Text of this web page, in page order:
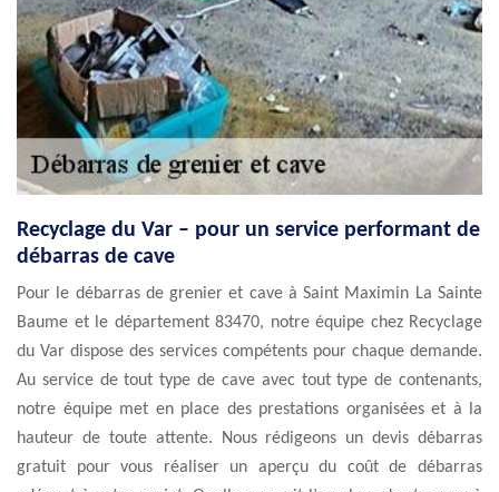
Recyclage du Var – pour un service performant de
débarras de cave
Pour le débarras de grenier et cave à Saint Maximin La Sainte
Baume et le département 83470, notre équipe chez Recyclage
du Var dispose des services compétents pour chaque demande.
Au service de tout type de cave avec tout type de contenants,
notre équipe met en place des prestations organisées et à la
hauteur de toute attente. Nous rédigeons un devis débarras
gratuit pour vous réaliser un aperçu du coût de débarras